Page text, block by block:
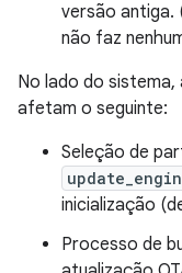
versão antiga.
não faz
No lado do
afetam o seguinte:
Seleção de
inicialização
Processo de